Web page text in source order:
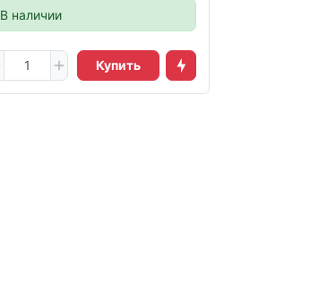
В наличии
Купить